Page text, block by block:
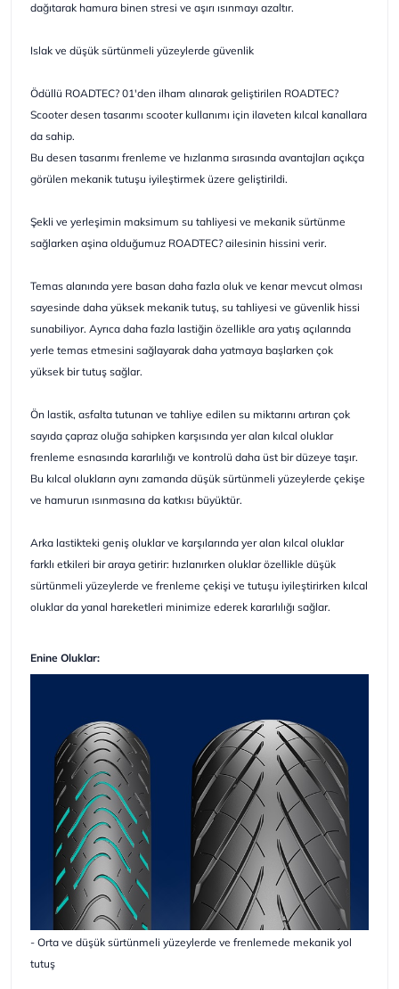
dağıtarak hamura binen stresi ve aşırı ısınmayı azaltır.
Islak ve düşük sürtünmeli yüzeylerde güvenlik
Ödüllü ROADTEC? 01'den ilham alınarak geliştirilen ROADTEC?
Scooter desen tasarımı scooter kullanımı için ilaveten kılcal kanallara
da sahip.
Bu desen tasarımı frenleme ve hızlanma sırasında avantajları açıkça
görülen mekanik tutuşu iyileştirmek üzere geliştirildi.
Şekli ve yerleşimin maksimum su tahliyesi ve mekanik sürtünme
sağlarken aşina olduğumuz ROADTEC? ailesinin hissini verir.
Temas alanında yere basan daha fazla oluk ve kenar mevcut olması
sayesinde daha yüksek mekanik tutuş, su tahliyesi ve güvenlik hissi
sunabiliyor. Ayrıca daha fazla lastiğin özellikle ara yatış açılarında
yerle temas etmesini sağlayarak daha yatmaya başlarken çok
yüksek bir tutuş sağlar.
Ön lastik, asfalta tutunan ve tahliye edilen su miktarını artıran çok
sayıda çapraz oluğa sahipken karşısında yer alan kılcal oluklar
frenleme esnasında kararlılığı ve kontrolü daha üst bir düzeye taşır.
Bu kılcal olukların aynı zamanda düşük sürtünmeli yüzeylerde çekişe
ve hamurun ısınmasına da katkısı büyüktür.
Arka lastikteki geniş oluklar ve karşılarında yer alan kılcal oluklar
farklı etkileri bir araya getirir: hızlanırken oluklar özellikle düşük
sürtünmeli yüzeylerde ve frenleme çekişi ve tutuşu iyileştirirken kılcal
oluklar da yanal hareketleri minimize ederek kararlılığı sağlar.
Enine Oluklar:
- Orta ve düşük sürtünmeli yüzeylerde ve frenlemede mekanik yol
tutuş